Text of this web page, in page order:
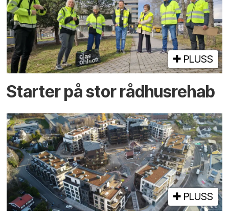
PLUSS
Starter på stor rådhusrehab
PLUSS